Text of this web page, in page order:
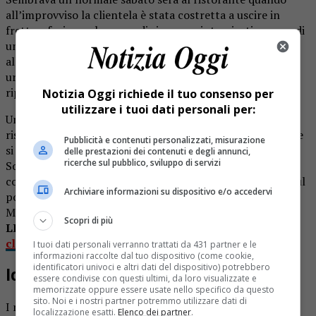
all’improvviso la clientela è stata costretta a uscire in
fretta e furia per la paura di rimanere intossicati a causa di
una bravata compiuta da due ragazze. Le quali,
all’improvviso, hanno spruzzato in aria dello spray
urticante al peperoncino. E’ accaduto a San Mauro e lo
riportano i colleghi di Prima Settimo.
Un gesto che poteva avere conseguenze ben più gravi
rispetto al bilancio conclusivo, visto che nessun avventore
si è dovuto recare in ospedale o ricorrere a cure mediche.
Solo tre clienti, a scopo precauzionale, si sono fatti
controllare nel piazzale dai sanitari del 118 intervenuti sul
posto. Con loro, anche i carabinieri della stazione di San
Mauro e un mezzo dei vigili del fuoco.
LEGGI ANCHE:Spruzza lo spray al peperoncino in
classe per evitare la lezione di inglese
Identificate le due responsabili
I militari dell’Arma hanno subito provato a ricostruire la
Notizia Oggi richiede il tuo consenso per
utilizzare i tuoi dati personali per:
Pubblicità e contenuti personalizzati, misurazione
delle prestazioni dei contenuti e degli annunci,
ricerche sul pubblico, sviluppo di servizi
Archiviare informazioni su dispositivo e/o accedervi
Scopri di più
I tuoi dati personali verranno trattati da 431 partner e le
informazioni raccolte dal tuo dispositivo (come cookie,
identificatori univoci e altri dati del dispositivo) potrebbero
essere condivise con questi ultimi, da loro visualizzate e
memorizzate oppure essere usate nello specifico da questo
sito. Noi e i nostri partner potremmo utilizzare dati di
localizzazione esatti. Elenco dei partner.